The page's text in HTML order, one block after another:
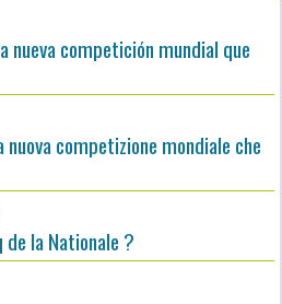
nueva competición mundial que
competizione mondiale che
la Nationale ?